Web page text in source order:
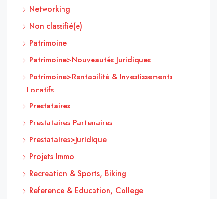
Networking
Non classifié(e)
Patrimoine
Patrimoine>Nouveautés Juridiques
Patrimoine>Rentabilité & Investissements
Locatifs
Prestataires
Prestataires Partenaires
Prestataires>Juridique
Projets Immo
Recreation & Sports, Biking
Reference & Education, College